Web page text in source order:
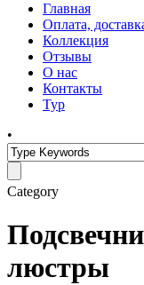
Главная
Оплата,
Коллекция
Отзывы
О нас
Контакты
Тур
•
Category
люстры